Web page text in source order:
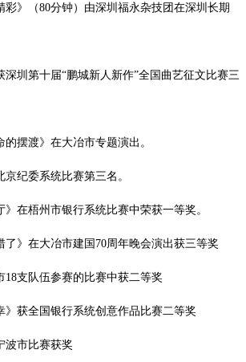
彩》（80分钟）由深圳福永杂技团在深圳长期
深圳第十届“鹏城新人新作”全国曲艺征文比赛三
摆渡》在大冶市专题演出。
纪委系统比赛第三名。
在梧州市银行系统比赛中荣获一等奖。
了》在大冶市建国 70周年晚会演出获三等奖
18支队伍参赛的比赛中获二等奖
》获全国银行系统创意作品比赛二等奖
波市比赛获奖